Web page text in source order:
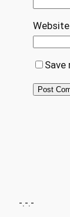
Website
-.-.-